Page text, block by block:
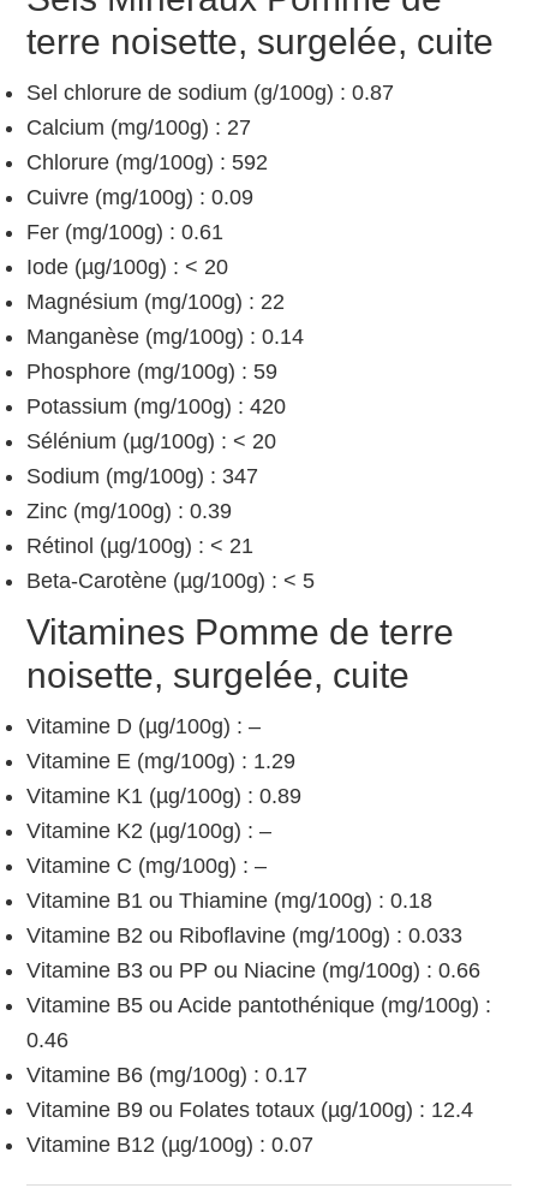
terre noisette, surgelée, cuite
Sel chlorure de sodium (g/100g) : 0.87
Calcium (mg/100g) : 27
Chlorure (mg/100g) : 592
Cuivre (mg/100g) : 0.09
Fer (mg/100g) : 0.61
Iode (µg/100g) : < 20
Magnésium (mg/100g) : 22
Manganèse (mg/100g) : 0.14
Phosphore (mg/100g) : 59
Potassium (mg/100g) : 420
Sélénium (µg/100g) : < 20
Sodium (mg/100g) : 347
Zinc (mg/100g) : 0.39
Rétinol (µg/100g) : < 21
Beta-Carotène (µg/100g) : < 5
Vitamines Pomme de terre
noisette, surgelée, cuite
Vitamine D (µg/100g) : –
Vitamine E (mg/100g) : 1.29
Vitamine K1 (µg/100g) : 0.89
Vitamine K2 (µg/100g) : –
Vitamine C (mg/100g) : –
Vitamine B1 ou Thiamine (mg/100g) : 0.18
Vitamine B2 ou Riboflavine (mg/100g) : 0.033
Vitamine B3 ou PP ou Niacine (mg/100g) : 0.66
Vitamine B5 ou Acide pantothénique (mg/100g) :
0.46
Vitamine B6 (mg/100g) : 0.17
Vitamine B9 ou Folates totaux (µg/100g) : 12.4
Vitamine B12 (µg/100g) : 0.07